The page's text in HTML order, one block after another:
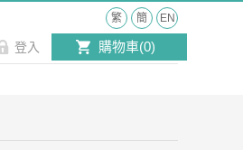
繁 簡 EN
登入 購物車(0)